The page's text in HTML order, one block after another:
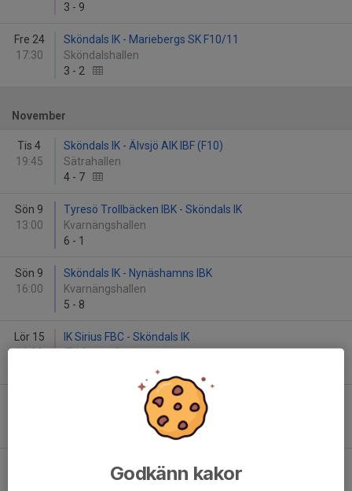
3 - 9
Fre 24
17:30
Sköndals IK - Mariebergs SK F10/11
Sköndalshallen
3 - 2
November
Tis 4
19:45
Sköndals IK - Älvsjö AIK IBF (F10)
Sätrahallen
4 - 7
Sön 9
13:00
Tyresö Trollbäcken IBK - Sköndals IK
Kvarnängshallen
6 - 1
Sön 9
16:00
Sköndals IK - Nynäshamns IBK
Kvarnängshallen
5 - 8
Lör 15
11:30
IK Sirius FBC - Sköndals IK
IFU Arena A
Sköndals IK - Värmdö IF
Sköndals IK - Hässelby SK IBK
HögdalshallenGodkänn kakor